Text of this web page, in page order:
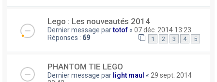
Lego : Les nouveautés 2014
Dernier message partotof « 07 déc. 2014 13:23
Réponses : 69 1 2 3 4 5
PHANTOM TIE LEGO
Dernier message par light maul « 29 sept. 2014